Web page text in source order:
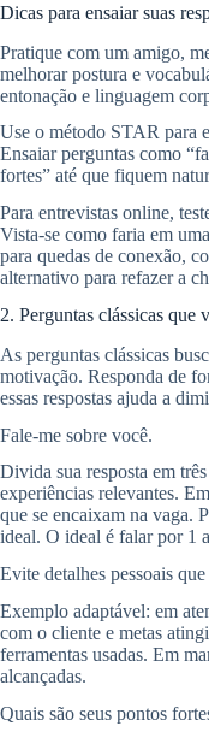
Dicas para ensaiar suas
Pratique com um amigo,
melhorar postura e
entonação e linguagem
Use o método STAR para
Ensaiar perguntas como
fortes” até que fiquem
Para entrevistas online,
Vista-se como faria em
para quedas de conexão,
alternativo para refazer a
2. Perguntas clássicas que
As perguntas clássicas
motivação. Responda de
essas respostas ajuda a
Fale-me sobre você.
Divida sua resposta em
experiências relevantes.
que se encaixam na vaga.
ideal. O ideal é falar por 1
Evite detalhes pessoais
Exemplo adaptável: em
com o cliente e metas
ferramentas usadas. Em
alcançadas.
Quais são seus pontos